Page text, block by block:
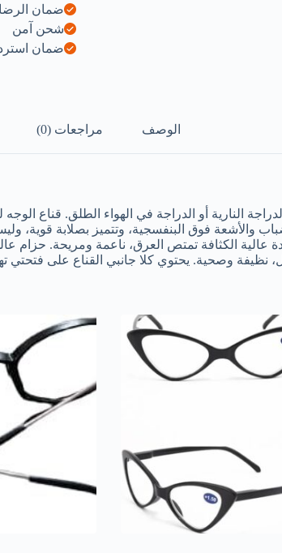
ضمان الرضا
شحن آمن
ضمان
الوصف مراجعات (0)
النارية أو الدراجة في الهواء الطلق. قناع الوجه
والأشعة فوق البنفسجية، وتتميز بصلابة
الكثافة تمتص العرق، ناعمة ومريحة. حزام
يحتوي كلا جانبي القناع على فتحتي تهوية جيدة